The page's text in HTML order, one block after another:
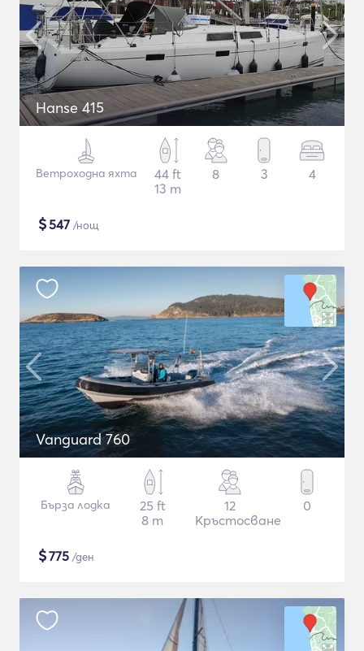
Hanse 415
Ветроходна яхта
44 ft
13 m
8 3 4
$547 /нощ
Vanguard 760
Бърза лодка
25 ft
8 m
12
Кръстосване
0
$775 /ден